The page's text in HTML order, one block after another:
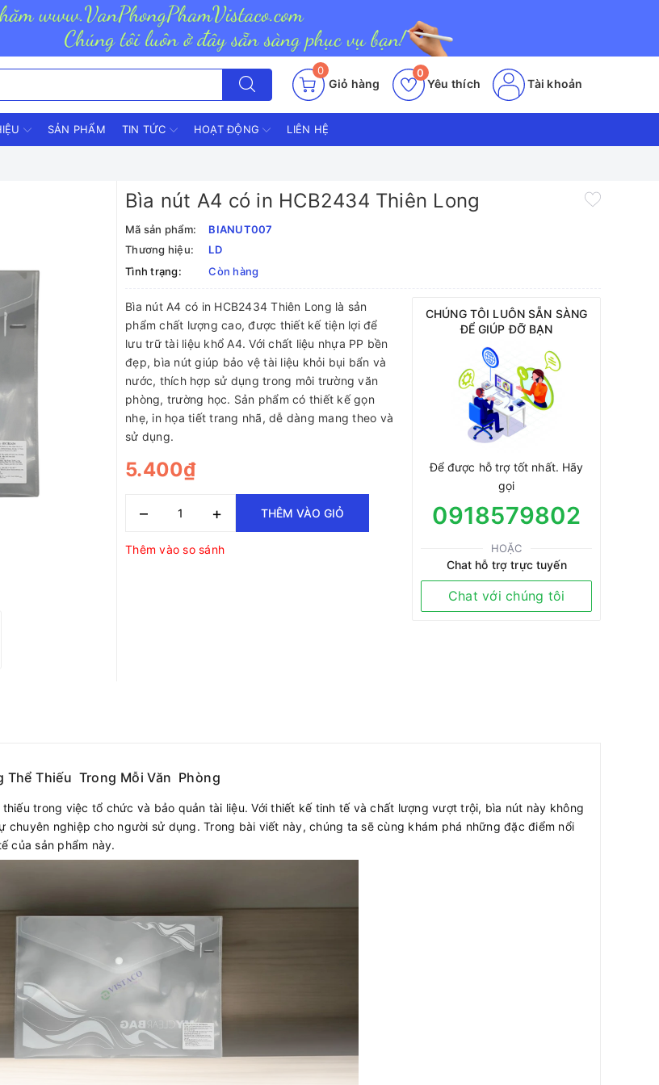
0
Giỏ hàng Yêu thích
0
Tài khoản
SẢN PHẨM TIN TỨC HOẠT ĐỘNG LIÊN HỆ
Bìa nút A4 có in HCB2434 Thiên Long
Mã sản phẩm:
BIANUT007
Thương hiệu:
LD
Tình trạng:
Còn hàng
Bìa nút A4 có in HCB2434 Thiên Long là sản
phẩm chất lượng cao, được thiết kế tiện lợi để
lưu trữ tài liệu khổ A4. Với chất liệu nhựa PP bền
đẹp, bìa nút giúp bảo vệ tài liệu khỏi bụi bẩn và
nước, thích hợp sử dụng trong môi trường văn
phòng, trường học. Sản phẩm có thiết kế gọn
nhẹ, in họa tiết trang nhã, dễ dàng mang theo và
sử dụng.
5.400₫
– + THÊM VÀO GIỎ
Thêm vào so sánh
CHÚNG TÔI LUÔN SẴN SÀNG
ĐỂ GIÚP ĐỠ BẠN
Để được hỗ trợ tốt nhất. Hãy
gọi
0918579802
HOẶC
Chat hỗ trợ trực tuyến
Chat với chúng tôi
Thể Thiếu Trong Mỗi Văn Phòng
trong việc tổ chức và bảo quản tài liệu. Với thiết kế tinh tế và chất lượng vượt trội, bìa nút này không
nghiệp cho người sử dụng. Trong bài viết này, chúng ta sẽ cùng khám phá những đặc điểm nổi
của sản phẩm này.